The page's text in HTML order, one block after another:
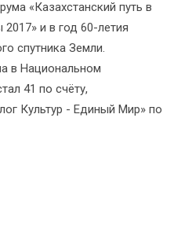
«Казахстанский путь в
и в год 60-летия
спутника Земли.
в Национальном
41 по счёту,
Культур - Единый Мир» по